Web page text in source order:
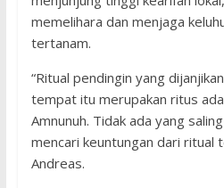
memelihara dan menjaga
tertanam.
“Ritual pendingin yang
tempat itu merupakan ritus
Amnunuh. Tidak ada yang
mencari keuntungan dari ritual
Andreas.